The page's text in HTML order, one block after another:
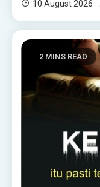
10 August 2026
2 MINS READ